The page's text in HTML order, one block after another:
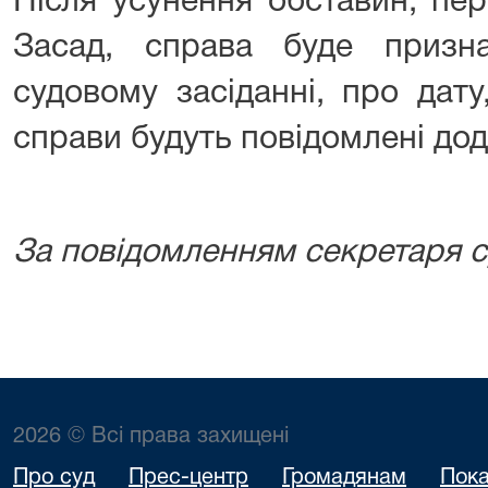
Засад, справа буде
судовому засіданні, про
справи будуть повідомлені
За повідомленням секретаря
2026 © Всі права захищені
Про суд Прес-центр Громадянам